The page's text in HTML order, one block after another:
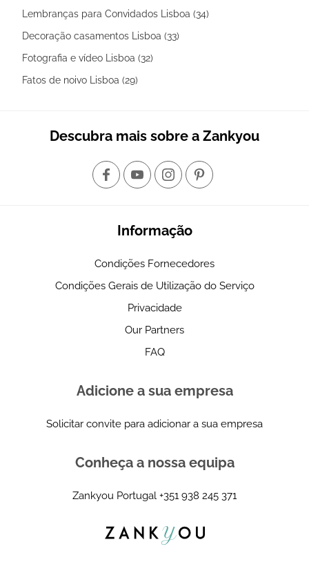
Lembranças para Convidados Lisboa (34)
Decoração casamentos Lisboa (33)
Fotografia e vídeo Lisboa (32)
Fatos de noivo Lisboa (29)
Descubra mais sobre a Zankyou
Informação
Condições Fornecedores
Condições Gerais de Utilização do Serviço
Privacidade
Our Partners
FAQ
Adicione a sua empresa
Solicitar convite para adicionar a sua empresa
Conheça a nossa equipa
Zankyou Portugal +351 938 245 371